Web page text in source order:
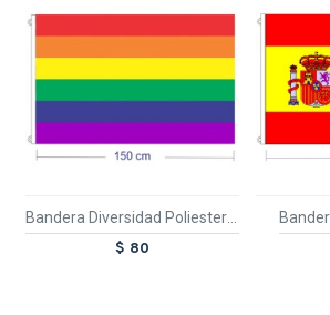
Bandera Diversidad Poliester 150-90
$ 80